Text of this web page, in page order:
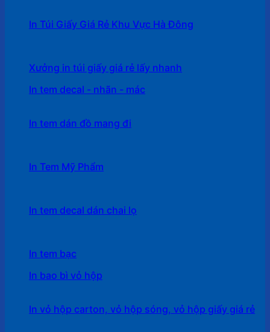
In Túi Giấy Giá Rẻ Khu Vực Hà Đông
Xưởng in túi giấy giá rẻ lấy nhanh
In tem decal - nhãn - mác
In tem dán đồ mang đi
In Tem Mỹ Phẩm
In tem decal dán chai lọ
In tem bạc
In bao bì vỏ hộp
In vỏ hộp carton, vỏ hộp sóng, vỏ hộp giấy giá rẻ